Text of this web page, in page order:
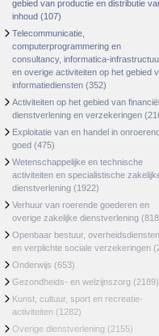
gebied van productie en distributie
inhoud (107)
Telecommunicatie,
computerprogrammering en
consultancy, informatica-
en overige activiteiten op het gebied
informatiediensten (352)
Activiteiten op het gebied van
dienstverlening en verzekeringen
Exploitatie van en handel in
goed (475)
Wetenschappelijke en technische
activiteiten en specialistische
dienstverlening (1922)
Verhuur van roerende goederen en
overige zakelijke dienstverlening
Openbaar bestuur, overheidsdiensten
en verplichte sociale verzekeringen
Onderwijs (653)
Gezondheids- en welzijnszorg (2189)
Kunst, cultuur, sport en recreatie-
activiteiten (1282)
Overige dienstverlening (2155)